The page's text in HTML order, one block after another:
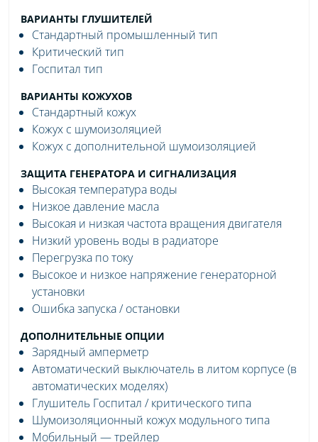
ВАРИАНТЫ ГЛУШИТЕЛЕЙ
Стандартный промышленный тип
Критический тип
Госпитал тип
ВАРИАНТЫ КОЖУХОВ
Стандартный кожух
Кожух с шумоизоляцией
Кожух с дополнительной шумоизоляцией
ЗАЩИТА ГЕНЕРАТОРА И СИГНАЛИЗАЦИЯ
Высокая температура воды
Низкое давление масла
Высокая и низкая частота вращения двигателя
Низкий уровень воды в радиаторе
Перегрузка по току
Высокое и низкое напряжение генераторной
установки
Ошибка запуска / остановки
ДОПОЛНИТЕЛЬНЫЕ ОПЦИИ
Зарядный амперметр
Автоматический выключатель в литом корпусе (в
автоматических моделях)
Глушитель Госпитал / критического типа
Шумоизоляционный кожух модульного типа
Мобильный — трейлер